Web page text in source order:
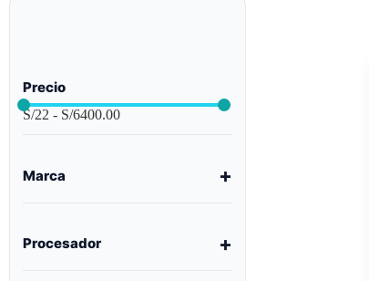
Precio
S/22 - S/6400.00
Marca
Procesador